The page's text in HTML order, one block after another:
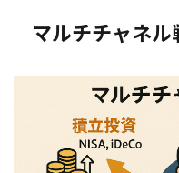
マルチチャネ